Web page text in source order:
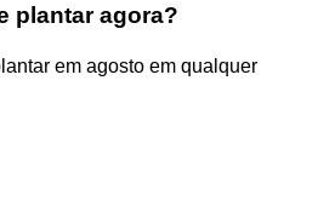
plantar agora?
em agosto em qualquer